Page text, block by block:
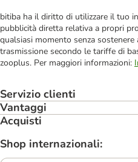
bitiba ha il diritto di utilizzare il tuo
pubblicità diretta relativa a propri
qualsiasi momento senza
trasmissione secondo le tariffe di
zooplus. Per maggiori informazioni:
Servizio clienti
Vantaggi
Acquisti
Shop internazionali: